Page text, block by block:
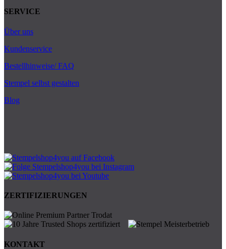
SERVICE
Über uns
Kundenservice
Bestellhinweise/ FAQ
Stempel selbst gestalten
Blog
ZERTIFIZIERUNGEN
KONTAKT